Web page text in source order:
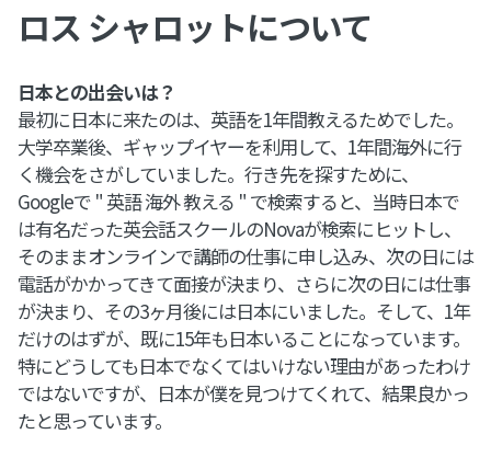
ロス シャロットについて
日本との出会いは？
最初に日本に来たのは、英語を1年間教えるためでした。
大学卒業後、ギャップイヤーを利用して、1年間海外に行
く機会をさがしていました。行き先を探すために、
Googleで " 英語 海外 教える " で検索すると、当時日本で
は有名だった英会話スクールのNovaが検索にヒットし、
そのままオンラインで講師の仕事に申し込み、次の日には
電話がかかってきて面接が決まり、さらに次の日には仕事
が決まり、その3ヶ月後には日本にいました。そして、1年
だけのはずが、既に15年も日本いることになっています。
特にどうしても日本でなくてはいけない理由があったわけ
ではないですが、日本が僕を見つけてくれて、結果良かっ
たと思っています。